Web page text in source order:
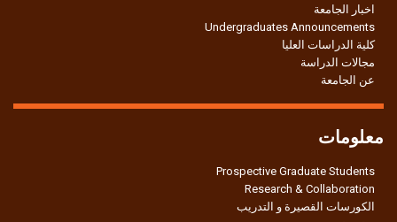
اخبار الجامعة
Undergraduates Announcements
كلية الدراسات العليا
مجالات الدراسة
عن الجامعة
معلومات
Prospective Graduate Students
Research & Collaboration
الكورسات القصيرة و التدريب